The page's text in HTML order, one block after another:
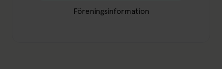
Länk till: Föreningsinformation
Föreningsinformation